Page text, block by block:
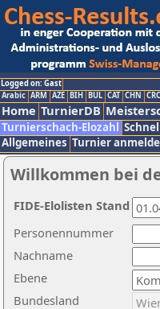
Logged on: Gast
Arabic ARM AZE BIH BUL CAT CHN
Home TurnierDB
Turnierschach-Elozahl
Allgemeines Turnier
Willkommen bei
Nachname
Ebene
Personennummer
Bundesland
FIDE-Elolisten Stand